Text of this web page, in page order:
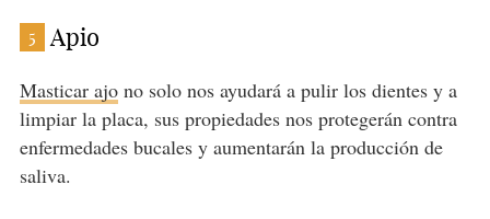
5 Apio
Masticar ajono solo nos ayudará a pulir los dientes y a
limpiar la placa, sus propiedades nos protegerán contra
enfermedades bucales y aumentarán la producción de
saliva.